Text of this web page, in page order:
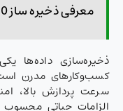
معرفی ذخیره ساز HPE 3PAR StoreServ 8400
ذخیره‌سازی داده‌ها
کسب‌وکارهای مدرن
سرعت پردازش بالا،